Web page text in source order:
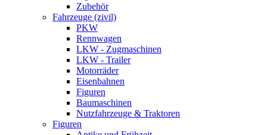
Zubehör
Fahrzeuge (zivil)
PKW
Rennwagen
LKW - Zugmaschinen
LKW - Trailer
Motorräder
Eisenbahnen
Figuren
Baumaschinen
Nutzfahrzeuge & Traktoren
Figuren